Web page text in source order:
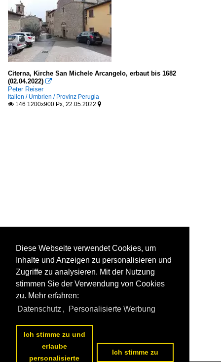
Citerna, Kirche San Michele Arcangelo, erbaut bis 1682
(02.04.2022) 
Peter Reiser
Italien / Umbrien / Provinz Perugia
 146 1200x900 Px, 22.05.2022 
Diese Webseite verwendet Cookies, um
Inhalte und Anzeigen zu personalisieren und
Zugriffe zu analysieren. Mit der Nutzung
stimmen Sie der Verwendung von Cookies
zu. Mehr erfahren:
Datenschutz , Personalisierte Werbung
Ich stimme zu und
erlaube
personalisierte
Ich stimme zu